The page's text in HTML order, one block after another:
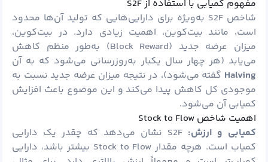
مفهوم کمیابی با استفاده از S2F
شاخص S2F به‌ویژه برای دارایی‌هایی که تولید آن‌ها محدود
است، مانند بیت‌کوین، اهمیت زیادی دارد. در بیت‌کوین،
میزان عرضه جدید (Block Reward) به‌طور منظم کاهش
می‌یابد (هر چهار سال یکبار به‌روزرسانی می‌شود که به آن
Halving گفته می‌شود)، در نتیجه میزان عرضه جدید نسبت به
موجودی کل کاهش پیدا می‌کند و این موضوع باعث افزایش
کمیابی آن می‌شود.
اهمیت شاخص Stock to Flow
کمیابی و ارزش:
S2F نشان می‌دهد که چقدر یک دارایی
کمیاب است. هرچه مقدار Stock to Flow بیشتر باشد، دارایی